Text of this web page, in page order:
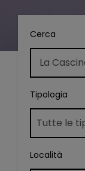
Cerca
Tipologia
Località